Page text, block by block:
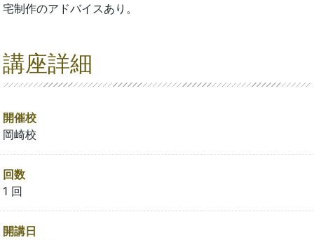
宅制作のアドバイスあり。
講座詳細
開催校
岡崎校
回数
1 回
開講日